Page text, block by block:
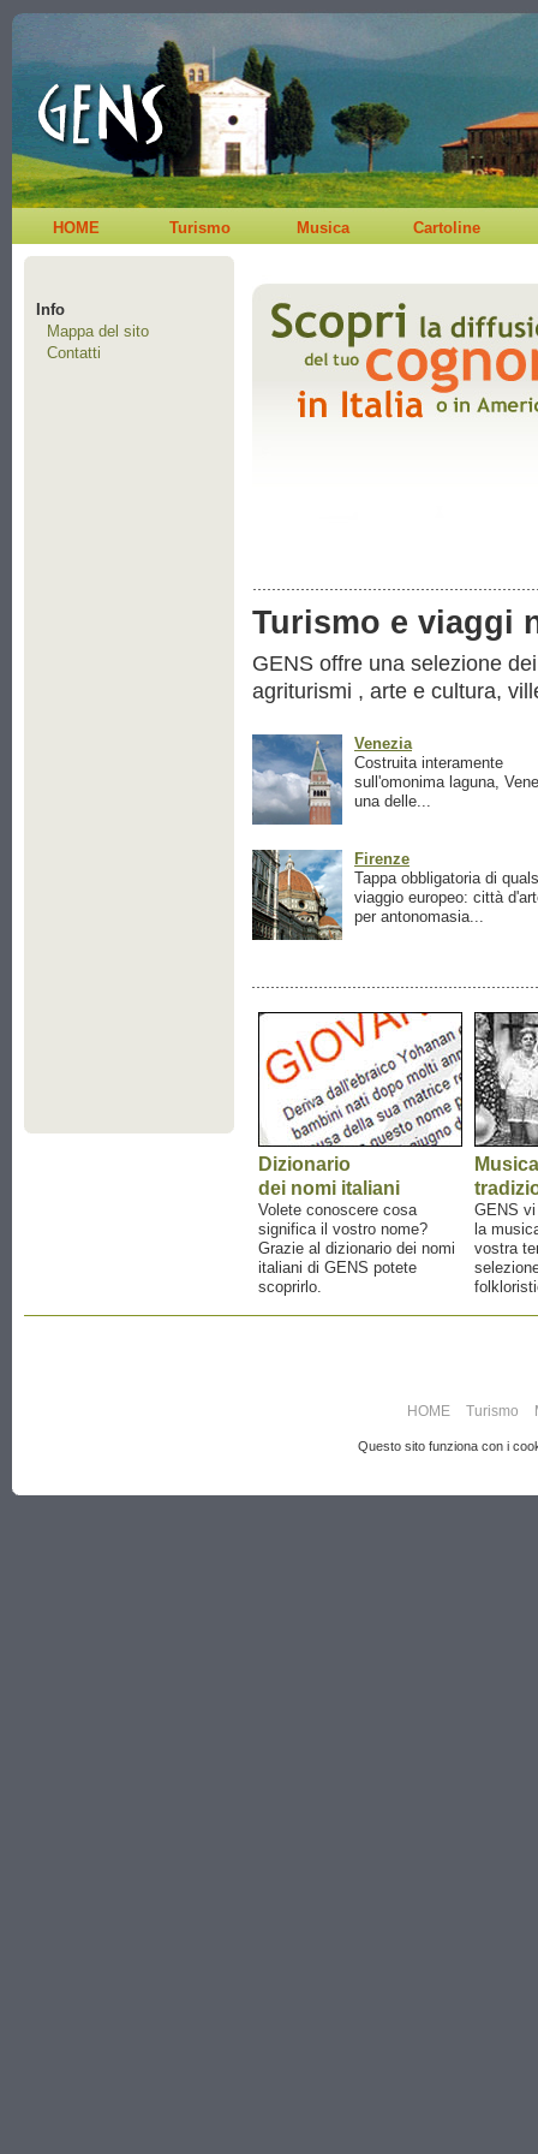
HOME Turismo Musica Cartoline
Info
Mappa del sito
Contatti
Turismo e viaggi
GENS offre una selezione
agriturismi , arte e cultura,
Venezia
Costruita interamente
sull'omonima laguna,
una delle...
Firenze
Tappa obbligatoria di
viaggio europeo: città
per antonomasia...
Dizionario
dei nomi italiani
Volete conoscere cosa
significa il vostro nome?
Grazie al dizionario dei nomi
italiani di GENS potete
scoprirlo.
Musica
GENS
la
vostra
HOME Turismo
Questo sito funziona con i